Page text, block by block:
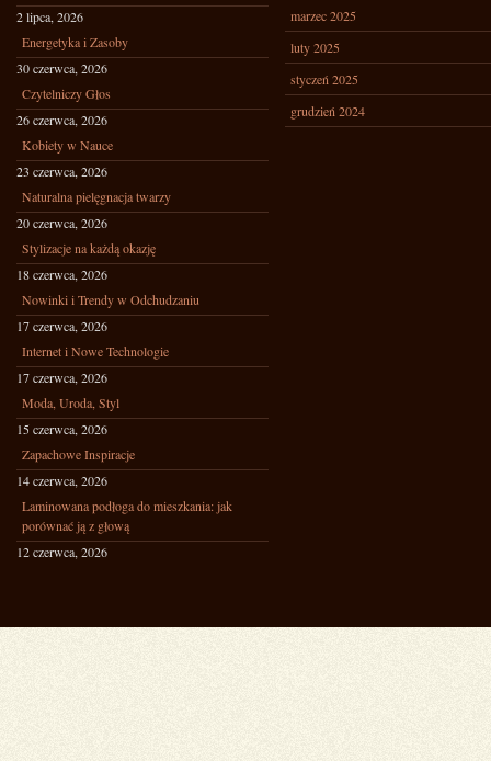
2 lipca, 2026
Energetyka i Zasoby
30 czerwca, 2026
Czytelniczy Głos
26 czerwca, 2026
Kobiety w Nauce
23 czerwca, 2026
Naturalna pielęgnacja twarzy
20 czerwca, 2026
Stylizacje na każdą okazję
18 czerwca, 2026
Nowinki i Trendy w Odchudzaniu
17 czerwca, 2026
Internet i Nowe Technologie
17 czerwca, 2026
Moda, Uroda, Styl
15 czerwca, 2026
Zapachowe Inspiracje
14 czerwca, 2026
Laminowana podłoga do mieszkania: jak
porównać ją z głową
12 czerwca, 2026
marzec 2025
luty 2025
styczeń 2025
grudzień 2024